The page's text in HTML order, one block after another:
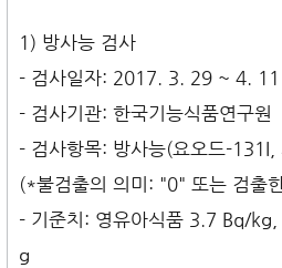
1) 방사능 검사
- 검사일자: 2017. 3. 29 ~ 4. 11
- 검사기관: 한국기능식품연구원
- 검사항목: 방사능(요오드-
(*불검출의 의미: "0" 또는 검출
- 기준치: 영유아식품 3.7 Bq/
g